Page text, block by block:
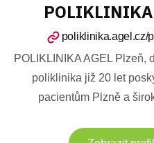
POLIKLINIKA
poliklinika.agel.cz/
POLIKLINIKA AGEL Plzeň,
poliklinika již 20 let
pacientům Plzně a